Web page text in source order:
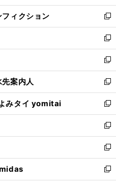
開
く
ウ
で
開
く
ン
ド
ウ
で
開
く
ウ
ィ
ン
ド
ウ
で
開
く
ィクション
新
し
い
ウ
ィ
ン
ド
ウ
で
開
く
新
し
い
ウ
ィ
ン
ド
ウ
で
開
く
新
し
い
ウ
ィ
ン
ド
ウ
で
開
く
案内人
新
し
い
ウ
ィ
ン
ド
ウ
で
開
みタイ yomitai
新
し
い
ウ
ィ
ン
ド
ウ
新
し
い
ウ
ィ
ン
新
し
い
ウ
新
し